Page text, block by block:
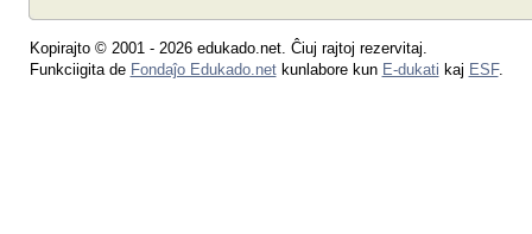
Kopirajto © 2001 - 2026 edukado.net. Ĉiuj rajtoj rezervitaj.
Funkciigita de Fondaĵo Edukado.netkunlabore kun E-dukati kaj ESF.